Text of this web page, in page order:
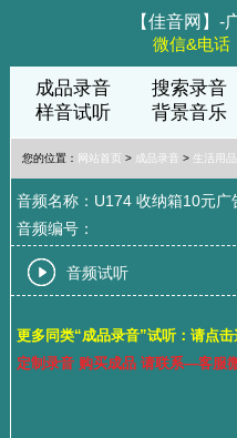
【佳音网】-
微信&电话
成品录音 搜索录音
样音试听
背景音乐
您的位置： 网站首页 > 成品录音 > 生活用
音频名称：U174 收纳箱10元广
音频编号：
音频试听
更多同类“成品录音”试听：请点击
定制录音 购买成品 请联系—客服